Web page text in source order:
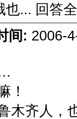
全不正
间: 2006-
！
木齐人，